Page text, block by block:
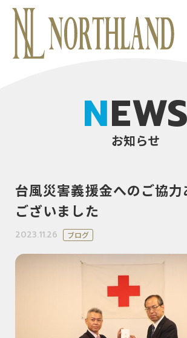
NEWS
お知らせ
台風災害義援金へのご協力
ございました
2023.11.26 ブログ